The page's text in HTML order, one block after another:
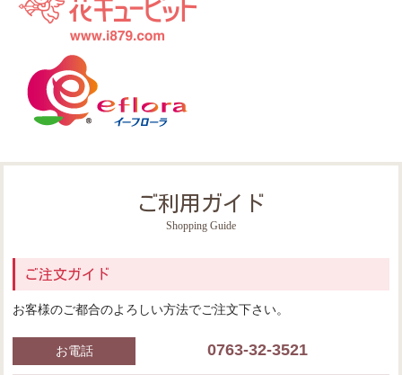
ご利用ガイド
Shopping Guide
ご注文ガイド
お客様のご都合のよろしい方法でご注文下さい。
お電話 0763-32-3521